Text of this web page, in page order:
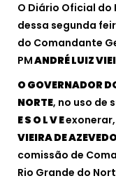
O Diário Oficial do
dessa segunda
do Comandante
PMANDRÉ LUIZ
O GOVERNADOR
NORTE, no uso de
E S O L V E
VIEIRA DE AZEVEDO
comissão de
Rio Grande do